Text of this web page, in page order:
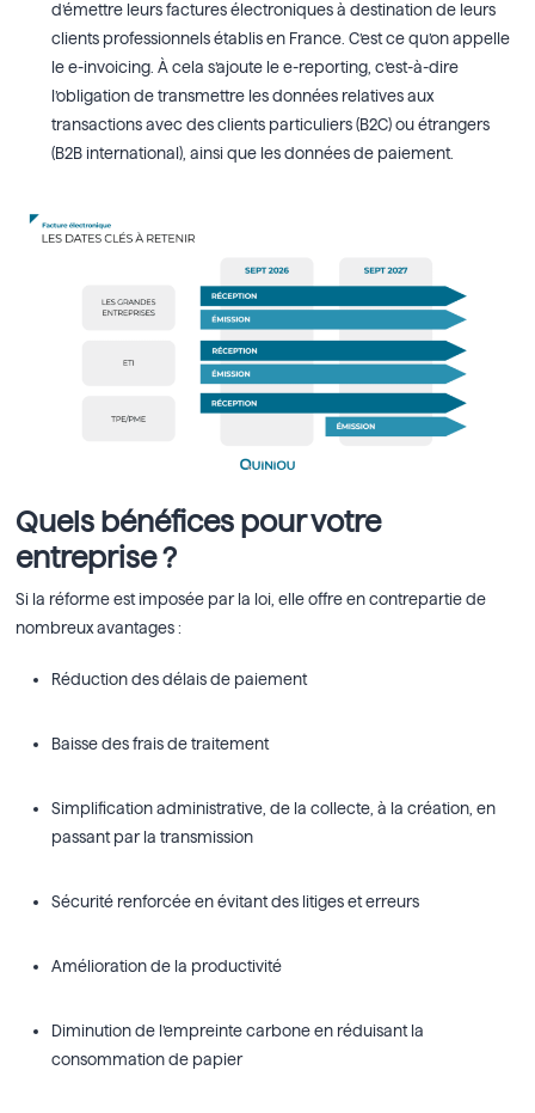
d’émettre leurs factures électroniques à destination de leurs
clients professionnels établis en France. C’est ce qu’on appelle
le e-invoicing.À cela s’ajoute le e-reporting, c’est-à-dire
l’obligation de transmettre les données relatives aux
transactions avec des clients particuliers (B2C) ou étrangers
(B2B international), ainsi que les données de paiement.
Quels bénéfices pour votre
entreprise ?
Si la réforme est imposée par la loi, elle offre en contrepartie de
nombreux avantages :
Réduction des délais de paiement
Baisse des frais de traitement
Simplification administrative, de la collecte, à la création, en
passant par la transmission
Sécurité renforcée en évitant des litiges et erreurs
Amélioration de la productivité
Diminution de l’empreinte carbone en réduisant la
consommation de papier